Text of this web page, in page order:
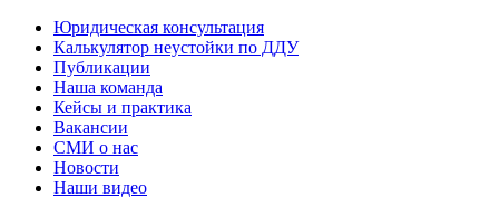
Юридическая консультация
Калькулятор неустойки по ДДУ
Публикации
Наша команда
Кейсы и практика
Вакансии
СМИ о нас
Новости
Наши видео